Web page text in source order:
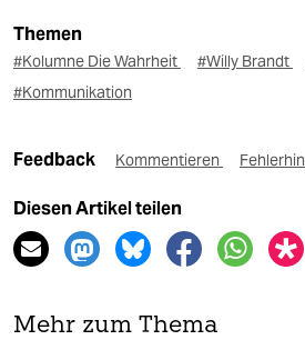
Themen
#Kolumne Die Wahrheit #Willy Brandt
#Kommunikation
Feedback Kommentieren
Diesen Artikel teilen
Mehr zum Thema